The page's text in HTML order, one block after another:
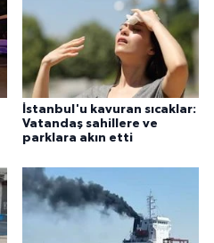
İstanbul'u kavuran sıcaklar:
Vatandaş sahillere ve
parklara akın etti